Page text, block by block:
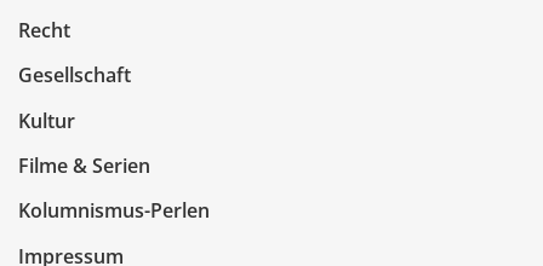
Recht
Gesellschaft
Kultur
Filme & Serien
Kolumnismus-Perlen
Impressum